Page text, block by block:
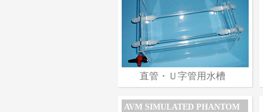
直管・Ｕ字管用水槽
AVM SIMULATED PHANTOM